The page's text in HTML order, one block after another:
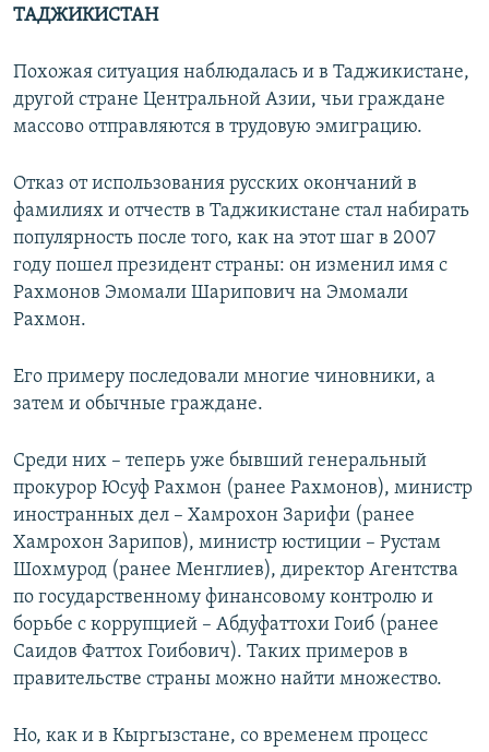
ТАДЖИКИСТАН
Похожая ситуация наблюдалась и в Таджикистане,
другой стране Центральной Азии, чьи граждане
массово отправляются в трудовую эмиграцию.
Отказ от использования русских окончаний в
фамилиях и отчеств в Таджикистане стал набирать
популярность после того, как на этот шаг в 2007
году пошел президент страны: он изменил имя с
Рахмонов Эмомали Шарипович на Эмомали
Рахмон.
Его примеру последовали многие чиновники, а
затем и обычные граждане.
Среди них – теперь уже бывший генеральный
прокурор Юсуф Рахмон (ранее Рахмонов), министр
иностранных дел – Хамрохон Зарифи (ранее
Хамрохон Зарипов), министр юстиции – Рустам
Шохмурод (ранее Менглиев), директор Агентства
по государственному финансовому контролю и
борьбе с коррупцией – Абдуфаттохи Гоиб (ранее
Саидов Фаттох Гоибович). Таких примеров в
правительстве страны можно найти множество.
Но, как и в Кыргызстане, со временем процесс